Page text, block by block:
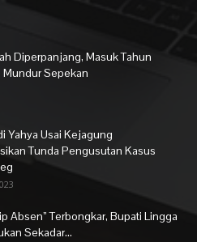
Diperpanjang, Masuk Tahun
Mundur Sepekan
Yahya Usai Kejagung
Tunda Pengusutan Kasus
Absen” Terbongkar, Bupati Lingga
Sekadar...